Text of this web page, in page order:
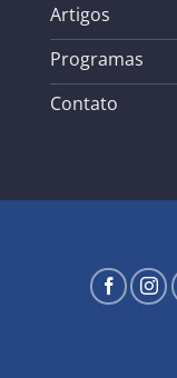
Artigos
Programas
Contato